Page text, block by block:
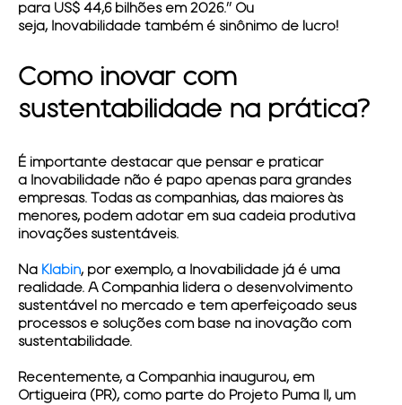
para US$ 44,6 bilhões em 2026.” Ou
seja, Inovabilidade também é sinônimo de lucro!
Como inovar com
sustentabilidade na prática?
É importante destacar que pensar e praticar
a Inovabilidade não é papo apenas para grandes
empresas. Todas as companhias, das maiores às
menores, podem adotar em sua cadeia produtiva
inovações sustentáveis.
Na Klabin, por exemplo, a Inovabilidade já é uma
realidade. A Companhia lidera o desenvolvimento
sustentável no mercado e tem aperfeiçoado seus
processos e soluções com base na inovação com
sustentabilidade.
Recentemente, a Companhia inaugurou, em
Ortigueira (PR), como parte do Projeto Puma II, um